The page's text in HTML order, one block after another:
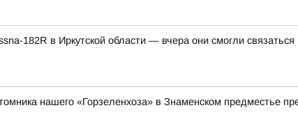
182R в Иркутской области — вчера они смогли
нашего «Горзеленхоза» в Знаменском предместье